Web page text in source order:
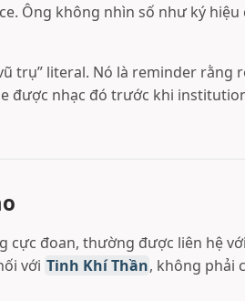
Ông không nhìn số như ký hiệu
trụ” literal. Nó là reminder rằng
được nhạc đó trước khi
cực đoan, thường được liên hệ
với Tinh Khí Thần, không phải